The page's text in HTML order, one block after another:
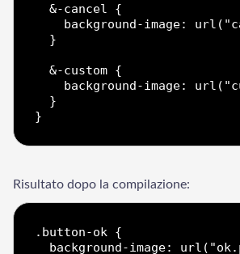
  &-cancel {
  &-custom {
Risultato dopo la compilazione:
.button-ok {